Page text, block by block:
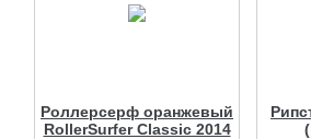
Роллерсерф оранжевый
RollerSurfer Classic 2014